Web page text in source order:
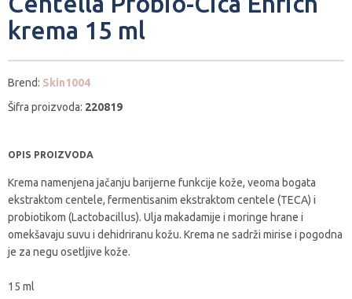
krema 15 ml
Brend: Skin1004
Šifra proizvoda: 220819
OPIS PROIZVODA
Krema namenjena jačanju barijerne funkcije kože, veoma bogata
ekstraktom centele, fermentisanim ekstraktom centele (TECA) i
probiotikom (Lactobacillus). Ulja makadamije i moringe hrane i
omekšavaju suvu i dehidriranu kožu. Krema ne sadrži mirise i pogodna
je za negu osetljive kože.
15 ml